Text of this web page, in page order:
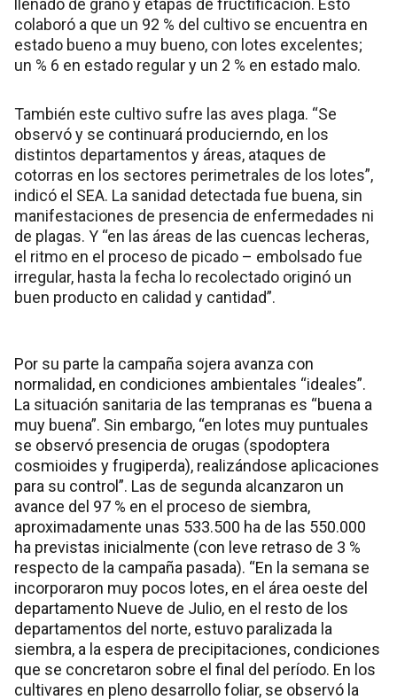
llenado de grano y etapas de fructificación. Esto
colaboró a que un 92 % del cultivo se encuentra en
estado bueno a muy bueno, con lotes excelentes;
un % 6 en estado regular y un 2 % en estado malo.
También este cultivo sufre las aves plaga. “Se
observó y se continuará producierndo, en los
distintos departamentos y áreas, ataques de
cotorras en los sectores perimetrales de los lotes”,
indicó el SEA. La sanidad detectada fue buena, sin
manifestaciones de presencia de enfermedades ni
de plagas. Y “en las áreas de las cuencas lecheras,
el ritmo en el proceso de picado – embolsado fue
irregular, hasta la fecha lo recolectado originó un
buen producto en calidad y cantidad”.
Por su parte la campaña sojera avanza con
normalidad, en condiciones ambientales “ideales”.
La situación sanitaria de las tempranas es “buena a
muy buena”. Sin embargo, “en lotes muy puntuales
se observó presencia de orugas (spodoptera
cosmioides y frugiperda), realizándose aplicaciones
para su control”. Las de segunda alcanzaron un
avance del 97 % en el proceso de siembra,
aproximadamente unas 533.500 ha de las 550.000
ha previstas inicialmente (con leve retraso de 3 %
respecto de la campaña pasada). “En la semana se
incorporaron muy pocos lotes, en el área oeste del
departamento Nueve de Julio, en el resto de los
departamentos del norte, estuvo paralizada la
siembra, a la espera de precipitaciones, condiciones
que se concretaron sobre el final del período. En los
cultivares en pleno desarrollo foliar, se observó la